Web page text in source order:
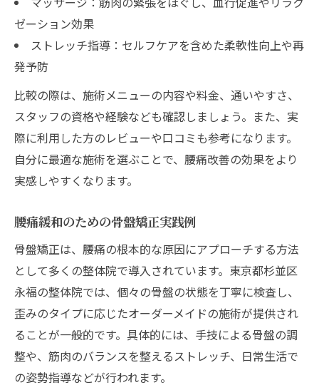
ゼーション効果
ストレッチ指導：セルフケアを含めた柔軟性向上や再
発予防
比較の際は、施術メニューの内容や料金、通いやすさ、
スタッフの資格や経験なども確認しましょう。また、実
際に利用した方のレビューや口コミも参考になります。
自分に最適な施術を選ぶことで、腰痛改善の効果をより
実感しやすくなります。
腰痛緩和のための骨盤矯正実践例
骨盤矯正は、腰痛の根本的な原因にアプローチする方法
として多くの整体院で導入されています。東京都杉並区
永福の整体院では、個々の骨盤の状態を丁寧に検査し、
歪みのタイプに応じたオーダーメイドの施術が提供され
ることが一般的です。具体的には、手技による骨盤の調
整や、筋肉のバランスを整えるストレッチ、日常生活で
の姿勢指導などが行われます。